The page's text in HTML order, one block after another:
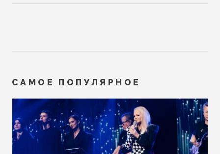
САМОЕ ПОПУЛЯРНОЕ